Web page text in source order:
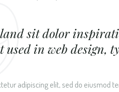
sit dolor
in web design,
adipiscing elit, sed do eiusmod